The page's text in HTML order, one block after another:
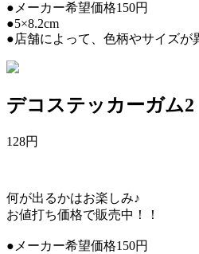
●メーカー希望価格150円
●5×8.2cm
●店舗によって、色柄やサイズが
デコステッカーガム2
128円
何が出るかはお楽しみ♪
お値打ち価格で販売中！！
●メーカー希望価格150円